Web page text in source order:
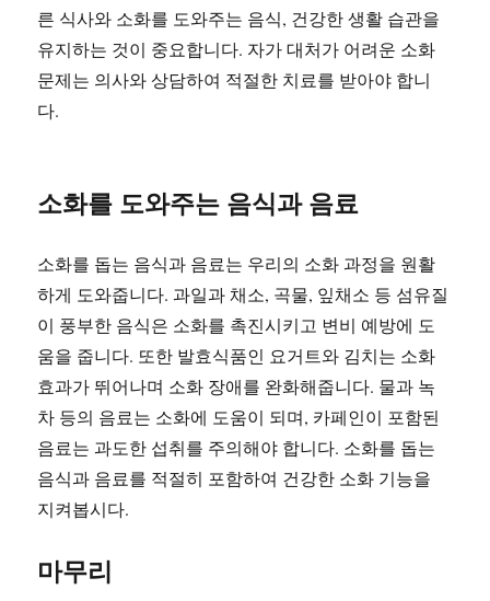
른 식사와 소화를 도와주는 음식, 건강한 생활 습관을
유지하는 것이 중요합니다. 자가 대처가 어려운 소화
문제는 의사와 상담하여 적절한 치료를 받아야 합니
다.
소화를 도와주는 음식과 음료
소화를 돕는 음식과 음료는 우리의 소화 과정을 원활
하게 도와줍니다. 과일과 채소, 곡물, 잎채소 등 섬유질
이 풍부한 음식은 소화를 촉진시키고 변비 예방에 도
움을 줍니다. 또한 발효식품인 요거트와 김치는 소화
효과가 뛰어나며 소화 장애를 완화해줍니다. 물과 녹
차 등의 음료는 소화에 도움이 되며, 카페인이 포함된
음료는 과도한 섭취를 주의해야 합니다. 소화를 돕는
음식과 음료를 적절히 포함하여 건강한 소화 기능을
지켜봅시다.
마무리